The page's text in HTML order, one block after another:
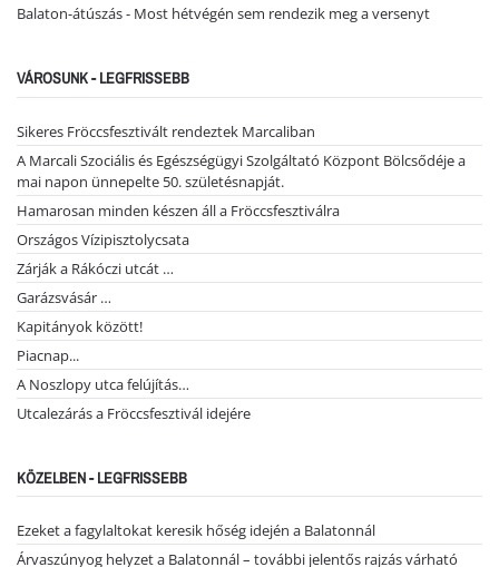
Balaton-átúszás - Most hétvégén sem rendezik meg a versenyt
VÁROSUNK - LEGFRISSEBB
Sikeres Fröccsfesztivált rendeztek Marcaliban
A Marcali Szociális és Egészségügyi Szolgáltató Központ Bölcsődéje a
mai napon ünnepelte 50. születésnapját.
Hamarosan minden készen áll a Fröccsfesztiválra
Országos Vízipisztolycsata
Zárják a Rákóczi utcát …
Garázsvásár …
Kapitányok között!
Piacnap...
A Noszlopy utca felújítás…
Utcalezárás a Fröccsfesztivál idejére
KÖZELBEN - LEGFRISSEBB
Ezeket a fagylaltokat keresik hőség idején a Balatonnál
Árvaszúnyog helyzet a Balatonnál – további jelentős rajzás várható